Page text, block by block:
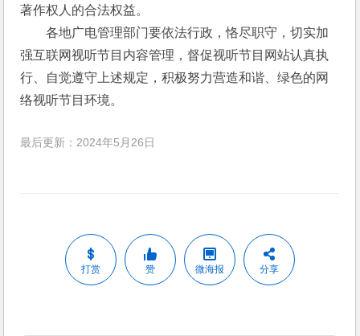
著作权人的合法权益。
各地广电管理部门要依法行政，恪尽职守，切实加
强互联网视听节目内容管理，督促视听节目网站认真执
行、自觉遵守上述规定，积极努力营造和谐、绿色的网
络视听节目环境。
最后更新：2024年5月26日
打赏 赞 微海报 分享